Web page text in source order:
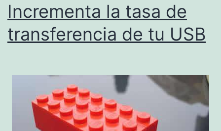
Incrementa la tasa de
transferencia de tu USB